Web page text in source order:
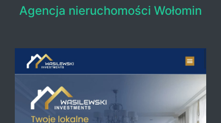
Agencja nieruchomości Wołomin